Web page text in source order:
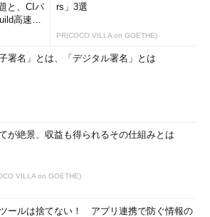
と、CIパ
高速化
rs」3選
PR(COCO VILLA on GOETHE)
子署名」とは、「デジタル署名」とは
が絶景、収益も得られるその仕組みとは
VILLA on GOETHE)
ールは捨てない！ アプリ連携で防ぐ情報の